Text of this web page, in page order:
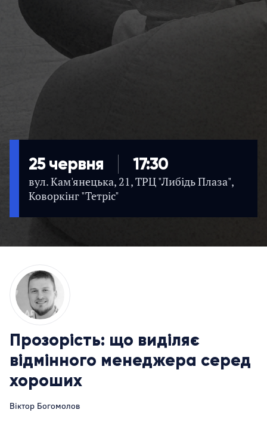
25 червня 17:30
вул. Кам'янецька, 21, ТРЦ "Либідь Плаза",
Коворкінг "Тетріс"
Прозорість: що виділяє
відмінного менеджера серед
хороших
Віктор Богомолов